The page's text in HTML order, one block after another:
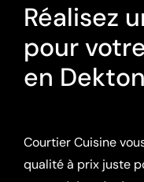
Réalisez
pour
en Dekton
Courtier Cuisine
qualité à prix juste